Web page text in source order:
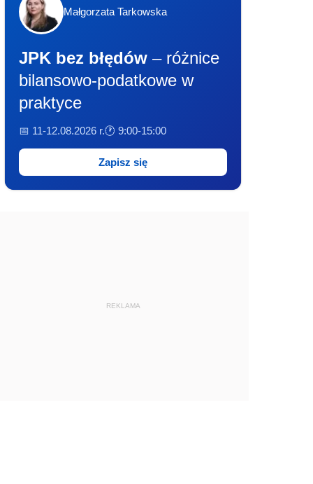
Małgorzata Tarkowska
JPK bez błędów – różnice
bilansowo-podatkowe w
praktyce
📅 11-12.08.2026 r.🕐 9:00-15:00
Zapisz się
REKLAMA